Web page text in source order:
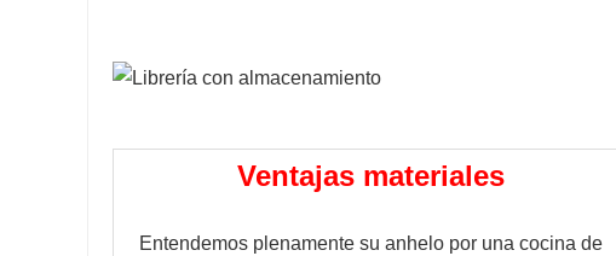
Ventajas materiales
Entendemos plenamente su anhelo por una cocina de